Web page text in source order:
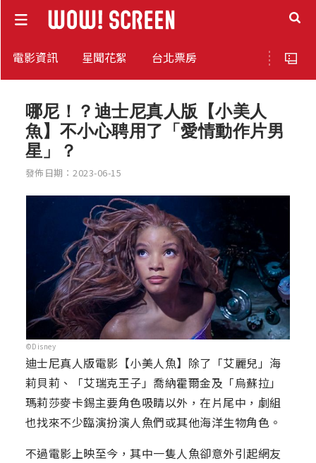
電影資訊 星聞花絮 台北票房
哪尼！？迪士尼真人版【小美人
魚】不小心聘用了「愛情動作片男
星」？
發佈日期：2023-06-15
©Disney
迪士尼真人版電影【小美人魚】除了「艾麗兒」海
莉貝莉、「艾瑞克王子」喬納霍爾金及「烏蘇拉」
瑪莉莎麥卡錫主要角色吸睛以外，在片尾中，劇組
也找來不少臨演扮演人魚們或其他海洋生物角色。
不過電影上映至今，其中一隻人魚卻意外引起網友